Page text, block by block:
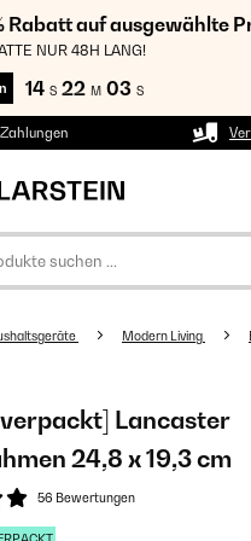
Rabatt auf ausgewählte
NUR 48H LANG!
14 S 22 M 03 S
Modern Living
Lancaster
24,8 x 19,3 cm
56 Bewertungen